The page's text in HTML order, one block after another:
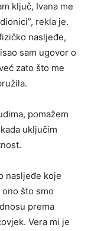
ključ, Ivana me
rekla je.
nasljeđe,
sam ugovor o
zato što me
pomažem
uključim
nasljeđe koje
što smo
prema
Vera mi je